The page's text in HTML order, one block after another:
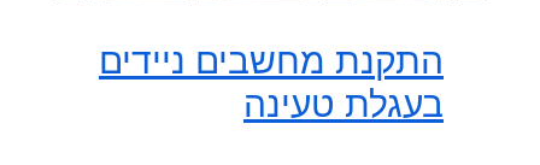
התקנת מחשבים ניידים
בעגלת טעינה